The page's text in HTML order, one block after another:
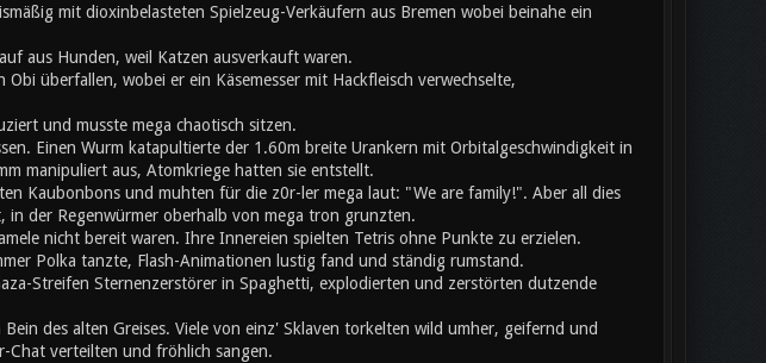
mit dioxinbelasteten Spielzeug-Verkäufern aus Bremen wobei beinahe ein
aus Hunden, weil Katzen ausverkauft waren.
überfallen, wobei er ein Käsemesser mit Hackfleisch verwechselte,
und musste mega chaotisch sitzen.
Einen Wurm katapultierte der 1.60m breite Urankern mit Orbitalgeschwindigkeit in
manipuliert aus, Atomkriege hatten sie entstellt.
Kaubonbons und muhten für die z0r-ler mega laut: "We are family!". Aber all dies
in der Regenwürmer oberhalb von mega tron grunzten.
nicht bereit waren. Ihre Innereien spielten Tetris ohne Punkte zu erzielen.
Polka tanzte, Flash-Animationen lustig fand und ständig rumstand.
Streifen Sternenzerstörer in Spaghetti, explodierten und zerstörten dutzende
des alten Greises. Viele von einz' Sklaven torkelten wild umher, geifernd und
Chat verteilten und fröhlich sangen.